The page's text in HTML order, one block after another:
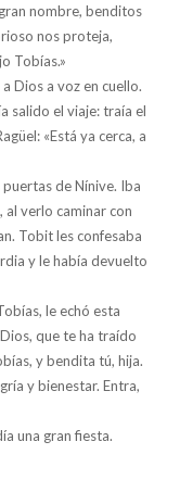
nombre, benditos
nos proteja,
Tobías.»
Dios a voz en cuello.
salido el viaje: traía el
«Está ya cerca, a
de Nínive. Iba
verlo caminar con
Tobit les confesaba
y le había devuelto
le echó esta
que te ha traído
y bendita tú, hija.
y bienestar. Entra,
una gran fiesta.